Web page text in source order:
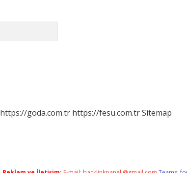
https://goda.com.tr https://fesu.com.trSitemap